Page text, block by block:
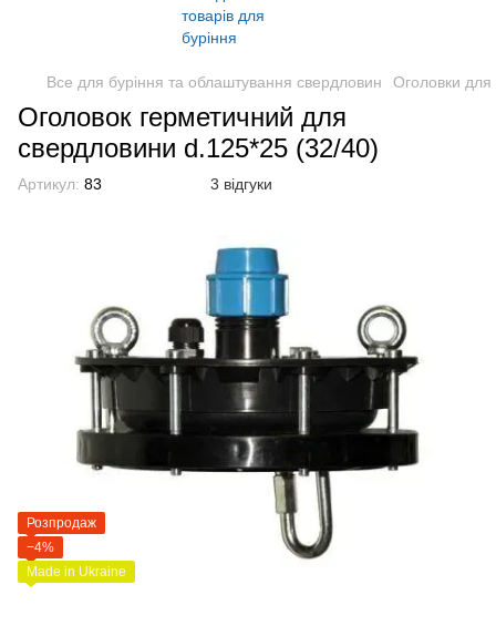
Все для буріння та облаштування свердловин Оголовки
Оголовок герметичний для
свердловини d.125*25 (32/40)
Артикул: 83 3 відгуки
Розпродаж
−4%
Made in Ukraine